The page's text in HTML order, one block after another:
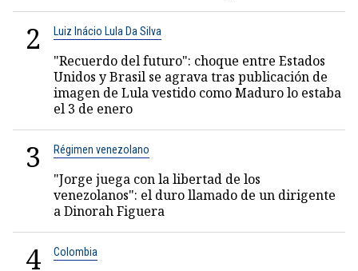
2 Luiz Inácio Lula Da Silva
"Recuerdo del futuro": choque entre Estados
Unidos y Brasil se agrava tras publicación de
imagen de Lula vestido como Maduro lo estaba
el 3 de enero
3 Régimen venezolano
"Jorge juega con la libertad de los
venezolanos": el duro llamado de un dirigente
a Dinorah Figuera
4 Colombia